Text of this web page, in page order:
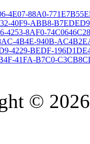
© 2026